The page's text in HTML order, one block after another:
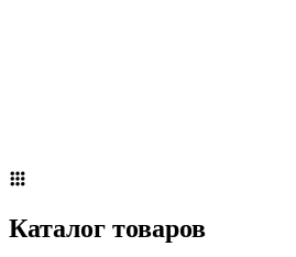
Каталог товаров